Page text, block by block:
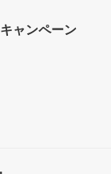
キャンペーン